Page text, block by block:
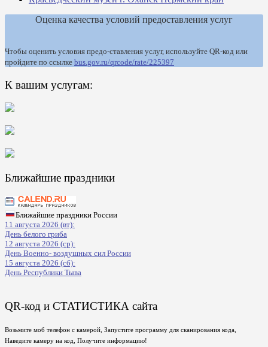
Оценка качества условий предоставления услуг
Чтобы оценить условия предо-ставления услуг, используйте QR-код или
пройдите по ссылке bus.gov.ru/qrcode/rate/225397
К вашим услугам:
Ближайшие праздники
Ближайшие праздники России
11 августа 2026 (вт):
День белого гриба
12 августа 2026 (ср):
День Военно- воздушных сил России
15 августа 2026 (сб):
День Республики Тыва
QR-код и СТАТИСТИКА сайта
Возьмите моб телефон с камерой, Запустите программу для сканирования кода,
Наведите камеру на код, Получите информацию!